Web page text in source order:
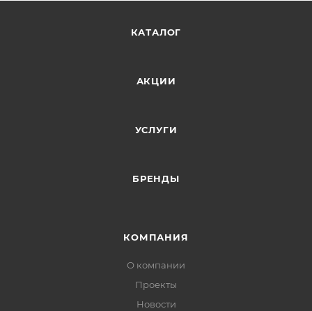
КАТАЛОГ
АКЦИИ
УСЛУГИ
БРЕНДЫ
КОМПАНИЯ
О компании
Проекты
Новости